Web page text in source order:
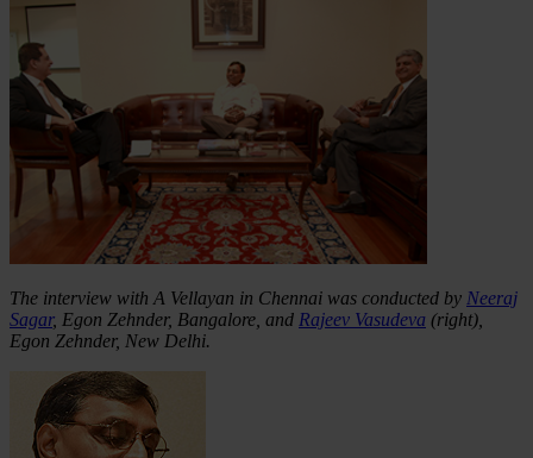
The interview with A Vellayan in Chennai was conducted by Neeraj
Sagar, Egon Zehnder, Bangalore, and Rajeev Vasudeva (right),
Egon Zehnder, New Delhi.